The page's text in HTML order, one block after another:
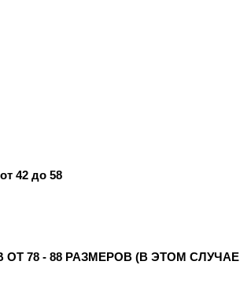
42 до 58
78 - 88 РАЗМЕРОВ (В ЭТОМ СЛУЧАЕ